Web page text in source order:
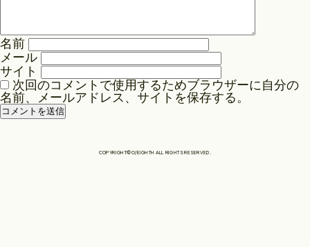
ョ
ン
名前
メール
サイト
次回のコメントで使用するためブラウザーに自分の
名前、メールアドレス、サイトを保存する。
COPYRIGHT©O/EIGHTH ALL RIGHTS RESERVED.